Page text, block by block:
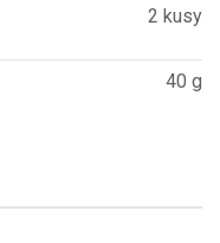
2 kusy
40 g